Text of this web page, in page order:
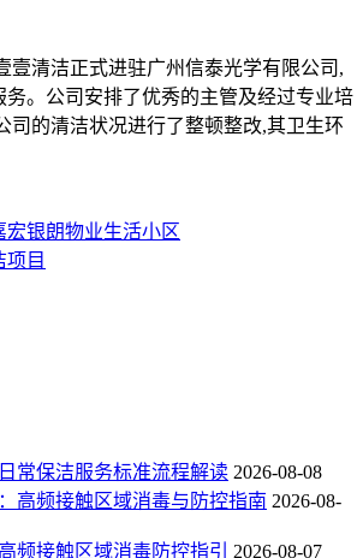
清洁正式进驻广州信泰光学有限公司,
务。公司安排了优秀的主管及经过专业培
司的清洁状况进行了整顿整改,其卫生环
宏银朗物业生活小区
项目
常保洁服务标准流程解读 2026-08-08
高频接触区域消毒与防控指南 2026-08-
频接触区域消毒防控指引
2026-08-07